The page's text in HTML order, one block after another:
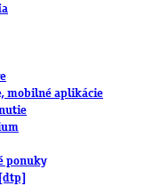
mobilné aplikácie
ponuky